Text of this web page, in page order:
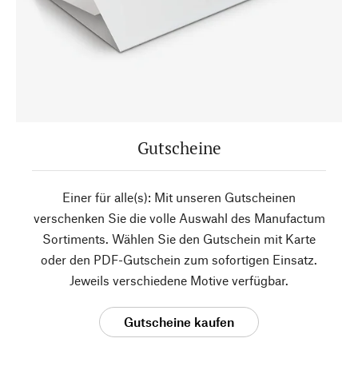
Gutscheine
Einer für alle(s): Mit unseren Gutscheinen
verschenken Sie die volle Auswahl des Manufactum
Sortiments. Wählen Sie den Gutschein mit Karte
oder den PDF-Gutschein zum sofortigen Einsatz.
Jeweils verschiedene Motive verfügbar.
Gutscheine kaufen